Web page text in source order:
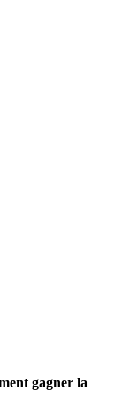
gagner la